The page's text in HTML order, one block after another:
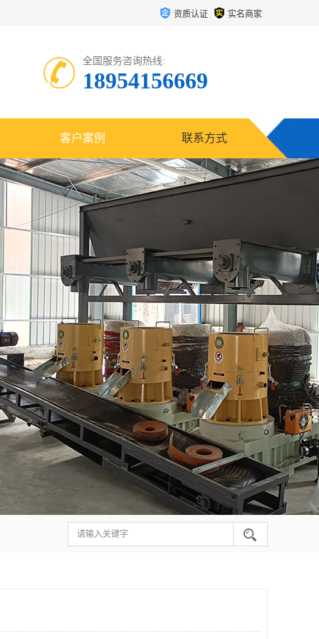
资质认证 实名商家
全国服务咨询热线:
18954156669
客户案例 联系方式